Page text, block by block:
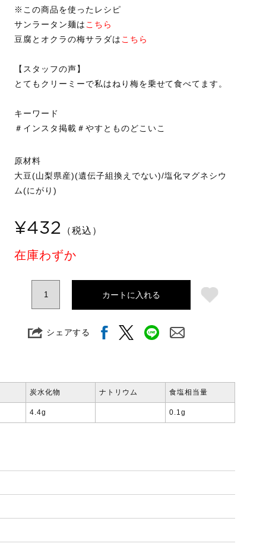
※この商品を使ったレシピ
サンラータン麺は こちら
豆腐とオクラの梅サラダは こちら
【スタッフの声】
とてもクリーミーで私はねり梅を乗せて食べてます。
キーワード
＃インスタ掲載＃やすとものどこいこ
原材料
大豆(山梨県産)(遺伝子組換えでない)/塩化マグネシウ
ム(にがり)
¥432 （税込）
在庫わずか
カートに入れる
シェアする
炭水化物
4.4g
ナトリウム 食塩相当量
0.1g